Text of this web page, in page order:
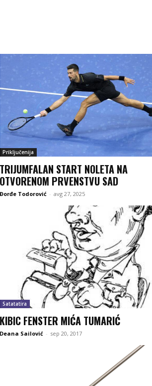
Priključenija
TRIJUMFALAN START NOLETA NA
OTVORENOM PRVENSTVU SAD
Đorđe Todorović - avg 27, 2025
Satatatira
KIBIC FENSTER MIĆA TUMARIĆ
Deana Sailović - sep 20, 2017